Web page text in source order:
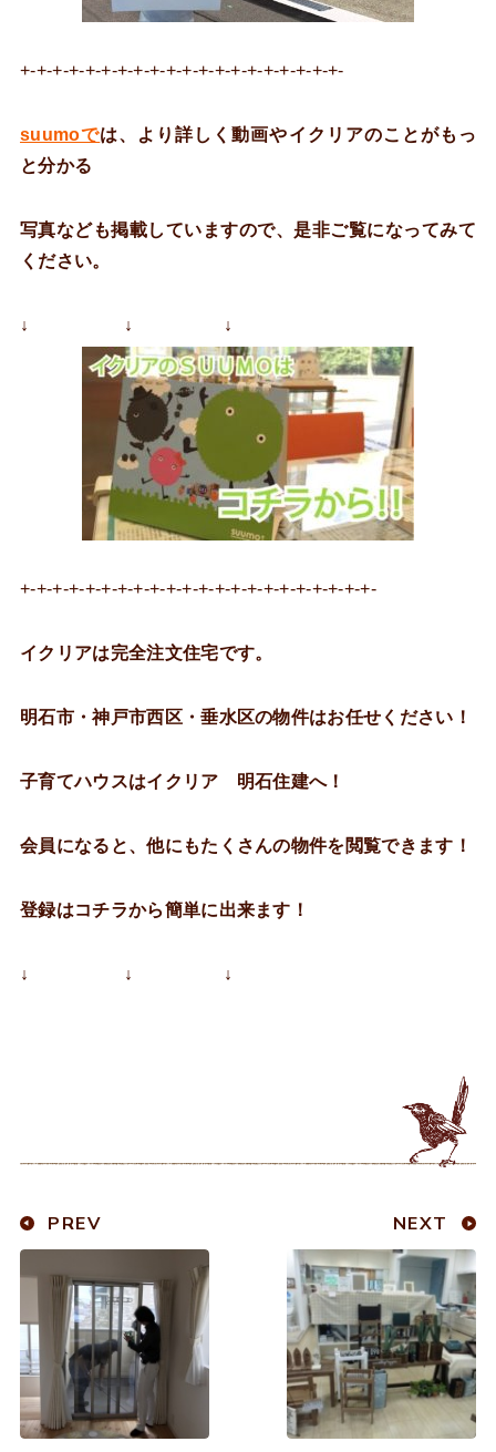
+-+-+-+-+-+-+-+-+-+-+-+-+-+-+-+-+-+-+-+-
suumoでは、より詳しく動画やイクリアのことがもっ
と分かる
写真なども掲載していますので、是非ご覧になってみて
ください。
↓ ↓ ↓
+-+-+-+-+-+-+-+-+-+-+-+-+-+-+-+-+-+-+-+-+-+-
イクリアは完全注文住宅です。
明石市・神戸市西区・垂水区の物件はお任せください！
子育てハウスはイクリア 明石住建へ！
会員になると、他にもたくさんの物件を閲覧できます！
登録はコチラから簡単に出来ます！
↓ ↓ ↓
PREV NEXT